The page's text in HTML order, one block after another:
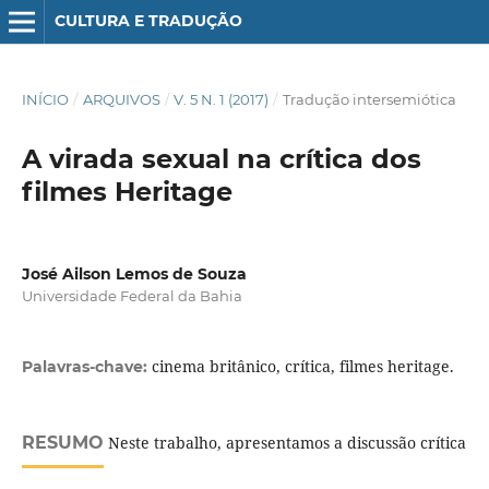
CULTURA E TRADUÇÃO
INÍCIO / ARQUIVOS / V. 5 N. 1 (2017) / Tradução intersemiótica
A virada sexual na crítica dos
filmes Heritage
José Ailson Lemos de Souza
Universidade Federal da Bahia
Palavras-chave: cinema britânico, crítica, filmes heritage.
RESUMO Neste trabalho, apresentamos a discussão crítica